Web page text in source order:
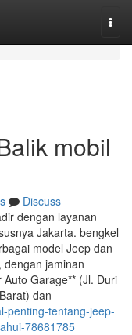
mobil
Discuss
dengan layanan
Jakarta. bengkel
model Jeep dan
dengan jaminan
Garage** (Jl. Duri
dan
penting-tentang-jeep-
78681785